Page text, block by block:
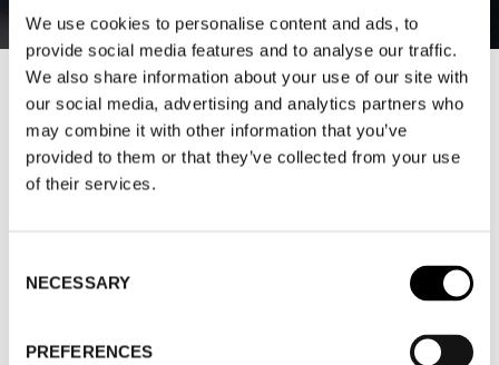
We use cookies to personalise content and ads, to
provide social media features and to analyse our traffic.
We also share information about your use of our site with
our social media, advertising and analytics partners who
may combine it with other information that you’ve
provided to them or that they’ve collected from your use
of their services.
Selection
NECESSARY
PREFERENCES
COLOREEL FÅR HÅLLBARHETSPRIS
FRÅN SIQ
2021-11-19
för hållbar textilproduktion och Svenska Coloreel tog
hem en vinst. Tidigare under 2021 vann företaget även
Encouragement for Action, ett uppmuntranspris och en